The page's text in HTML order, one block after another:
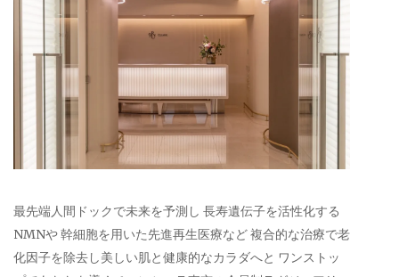
最先端人間ドックで未来を予測し 長寿遺伝子を活性化する
NMNや 幹細胞を用いた先進再生医療など 複合的な治療で老
化因子を除去し美しい肌と健康的なカラダへと ワンストッ